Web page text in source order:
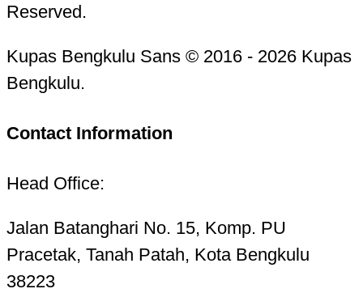
Reserved.
Kupas Bengkulu Sans © 2016 - 2026 Kupas
Bengkulu.
Contact Information
Head Office:
Jalan Batanghari No. 15, Komp. PU
Pracetak, Tanah Patah, Kota Bengkulu
38223